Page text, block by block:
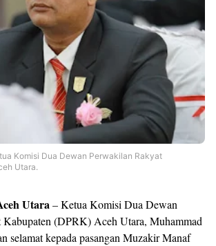
Komisi Dua Dewan Perwakilan Rakyat
Utara.
Utara– Ketua Komisi Dua Dewan
(DPRK) Aceh Utara, Muhammad
selamat kepada pasangan Muzakir Manaf